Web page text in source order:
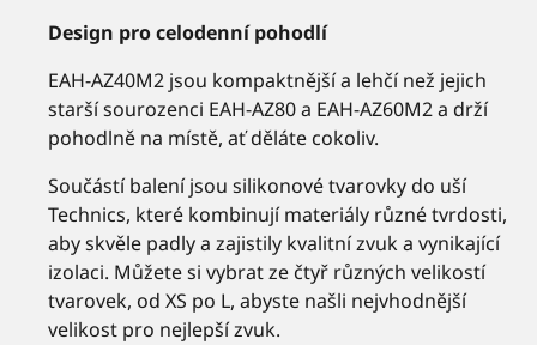
Design pro celodenní pohodlí
EAH-AZ40M2 jsou kompaktnější a lehčí než jejich
starší sourozenci EAH-AZ80 a EAH-AZ60M2 a drží
pohodlně na místě, ať děláte cokoliv.
Součástí balení jsou silikonové tvarovky do uší
Technics, které kombinují materiály různé tvrdosti,
aby skvěle padly a zajistily kvalitní zvuk a vynikající
izolaci. Můžete si vybrat ze čtyř různých velikostí
tvarovek, od XS po L, abyste našli nejvhodnější
velikost pro nejlepší zvuk.